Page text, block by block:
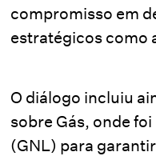
compromisso em
estratégicos como
O diálogo incluiu
sobre Gás, onde
(GNL) para